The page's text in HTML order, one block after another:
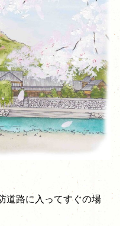
道路に入ってすぐの場